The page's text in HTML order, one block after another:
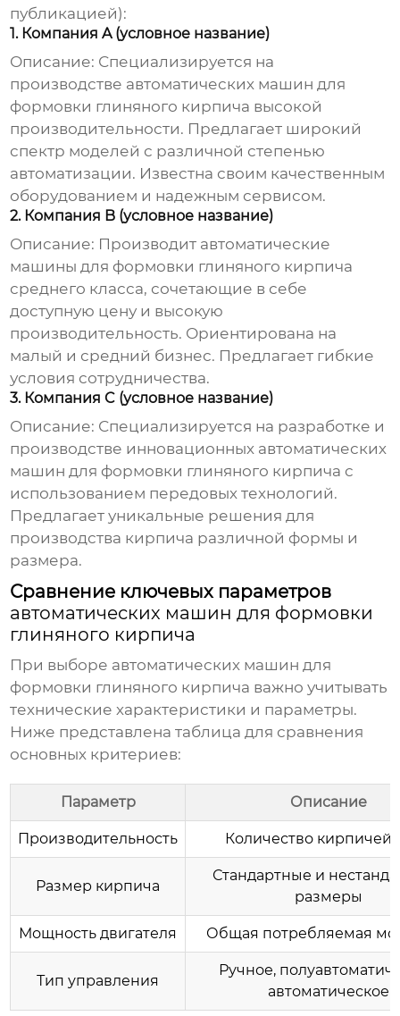
публикацией):
1. Компания A (условное название)
Описание: Специализируется на
производстве автоматических машин для
формовки глиняного кирпича высокой
производительности. Предлагает широкий
спектр моделей с различной степенью
автоматизации. Известна своим качественным
оборудованием и надежным сервисом.
2. Компания B (условное название)
Описание: Производит автоматические
машины для формовки глиняного кирпича
среднего класса, сочетающие в себе
доступную цену и высокую
производительность. Ориентирована на
малый и средний бизнес. Предлагает гибкие
условия сотрудничества.
3. Компания C (условное название)
Описание: Специализируется на разработке и
производстве инновационных автоматических
машин для формовки глиняного кирпича с
использованием передовых технологий.
Предлагает уникальные решения для
производства кирпича различной формы и
размера.
Сравнение ключевых параметров
автоматических машин для формовки
глиняного кирпича
При выборе автоматических машин для
формовки глиняного кирпича важно учитывать
технические характеристики и параметры.
Ниже представлена таблица для сравнения
основных критериев:
Параметр Описание
Производительность Количество кирпичей
Размер кирпича
Стандартные и
размеры
Мощность двигателя Общая потребляемая
Тип управления
Ручное,
автоматическое